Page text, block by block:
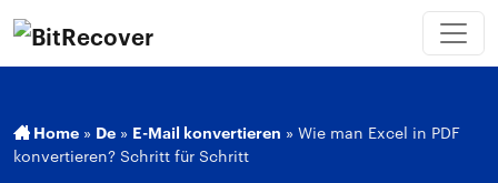
Home » De » E-Mail konvertieren » Wie man Excel in PDF
konvertieren? Schritt für Schritt